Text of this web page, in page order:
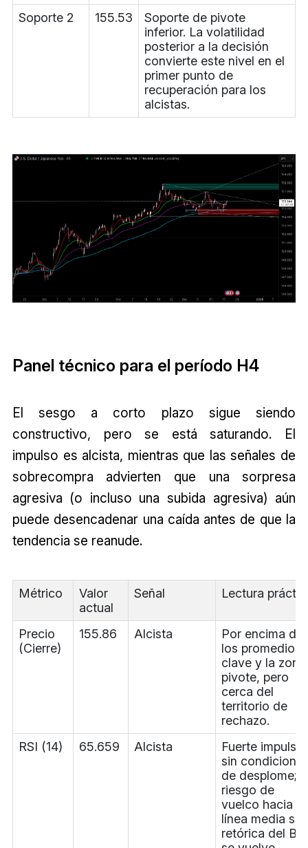
Soporte 2
155.53
Soporte de pivote
inferior. La volatilidad
posterior a la decisión
convierte este nivel en el
primer punto de
recuperación para los
alcistas.
Panel técnico para el período H4
El sesgo a corto plazo sigue siendo
constructivo, pero se está saturando. El
impulso es alcista, mientras que las señales de
sobrecompra advierten que una sorpresa
agresiva (o incluso una subida agresiva) aún
puede desencadenar una caída antes de que la
tendencia se reanude.
Métrico
Valor
actual
Señal Lectura
Precio
(Cierre)
155.86 Alcista
Por encima de
los promedios
clave y la zona
pivote, pero
cerca del
territorio de
rechazo.
RSI (14)
65.659 Alcista
Fuerte impulso
sin
de desplome;
riesgo de
vuelco hacia la
línea media si
retórica del